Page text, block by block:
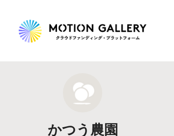
新着プロジェクト
Feature
かつう農園